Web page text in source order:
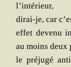
l’intérieur,
dirai-je, car
effet deve­nu
au moins deux
le pré­ju­gé